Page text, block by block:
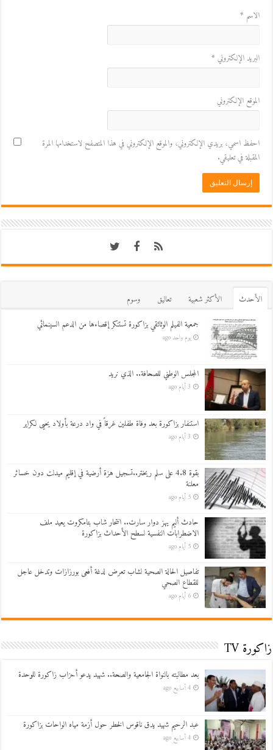
الاسم *
البريد الإلكتروني *
الموقع الإلكتروني
احفظ اسمي، بريدي الإلكتروني، والموقع الإلكتروني في هذا المتصفح لاستخدامها المرة
المقبلة في تعليقي.
اﻷحدث اﻷكثر شعبية تعاليق
وسوم
جمعية الفيلم الوثائقي بزاكورة تستنكر إقصاءها من الدعم السينمائي
يوم واحد ago
المجلس الوطني للصحافة.. الذي نريد
3 أيام ago
استنفار بزاكورة بعد وفاة طفلين غرقاً في واد درعة بأولاد يحيى لكراير
3 أيام ago
بقوة 4.8 على سلم ريختر..تسجيل هزة أرضية في إقليم ميدلت دون خسائر
معلنة
5 أيام ago
حادث أليم يهز دوار سارت.. انتحار شاب بتامكروت يعيد ملف
الاضطرابات النفسية لسطح الأحداث بزاكورة
5 أيام ago
تفاصيل الحالة الصحية لشاب تعرض لدغة أفعى بورزازات وتدخل عاجل
للقطاع الصحي
6 أيام ago
زاكورة TV
بعد مطالبته بالنواة الجامعية والصحة.. شهيد يدعو أحزاب زاكورة للوحدة
4 أسابيع ago
عبد الرحيم شهيد يدق ناقوس الخطر حول أزمة مياه الواحات بزاكورة
4 أسابيع ago